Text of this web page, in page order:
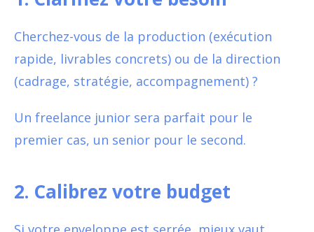
Cherchez-vous de la production (exécution
rapide, livrables concrets) ou de la direction
(cadrage, stratégie, accompagnement) ?
Un freelance junior sera parfait pour le
premier cas, un senior pour le second.
2. Calibrez votre budget